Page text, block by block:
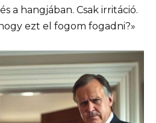
a hangjában. Csak irritáció.
ezt el fogom fogadni?»